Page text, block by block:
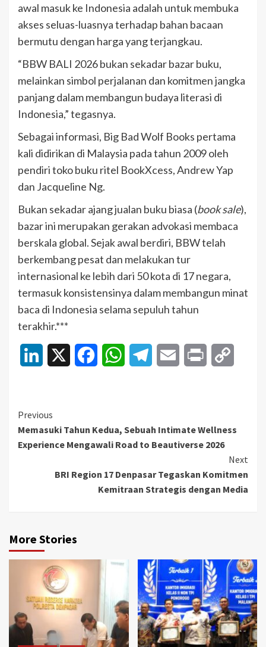
awal masuk ke Indonesia adalah untuk membuka
akses seluas-luasnya terhadap bahan bacaan
bermutu dengan harga yang terjangkau.
“BBW BALI 2026 bukan sekadar bazar buku,
melainkan simbol perjalanan dan komitmen jangka
panjang dalam membangun budaya literasi di
Indonesia,” tegasnya.
Sebagai informasi, Big Bad Wolf Books pertama
kali didirikan di Malaysia pada tahun 2009 oleh
pendiri toko buku ritel BookXcess, Andrew Yap
dan Jacqueline Ng.
Bukan sekadar ajang jualan buku biasa (book sale),
bazar ini merupakan gerakan advokasi membaca
berskala global. Sejak awal berdiri, BBW telah
berkembang pesat dan melakukan tur
internasional ke lebih dari 50 kota di 17 negara,
termasuk konsistensinya dalam membangun minat
baca di Indonesia selama sepuluh tahun
terakhir.***
LinkedIn FacebookWhatsAppTelegramEmail Print
Continue
Reading
Previous
Memasuki Tahun Kedua, Sebuah Intimate Wellness
Experience Mengawali Road to Beautiverse 2026
Next
BRI Region 17 Denpasar Tegaskan Komitmen
Kemitraan Strategis dengan Media
More Stories